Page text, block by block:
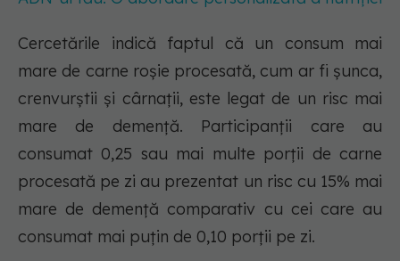
Cercetările indică faptul că un consum mai
mare de carne roșie procesată, cum ar fi șunca,
crenvurștii și cârnații, este legat de un risc mai
mare de demență. Participanții care au
consumat 0,25 sau mai multe porții de carne
procesată pe zi au prezentat un risc cu 15% mai
mare de demență comparativ cu cei care au
consumat mai puțin de 0,10 porții pe zi.